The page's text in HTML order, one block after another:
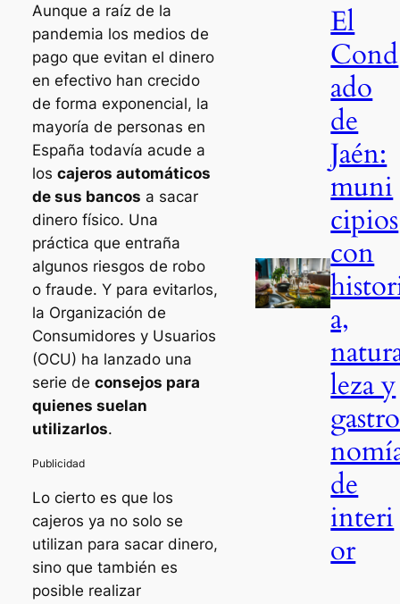
Aunque a raíz de la
pandemia los medios de
pago que evitan el dinero
en efectivo han crecido
de forma exponencial, la
mayoría de personas en
España todavía acude a
los cajeros automáticos
de sus bancos a sacar
dinero físico. Una
práctica que entraña
algunos riesgos de robo
o fraude. Y para evitarlos,
la Organización de
Consumidores y Usuarios
(OCU) ha lanzado una
serie de consejos para
quienes suelan
utilizarlos.
Lo cierto es que los
cajeros ya no solo se
utilizan para sacar dinero,
sino que también es
posible realizar
El
Cond
ado
de
Jaén:
muni
cipios
con
a,
leza y
gastro
de
interi
or